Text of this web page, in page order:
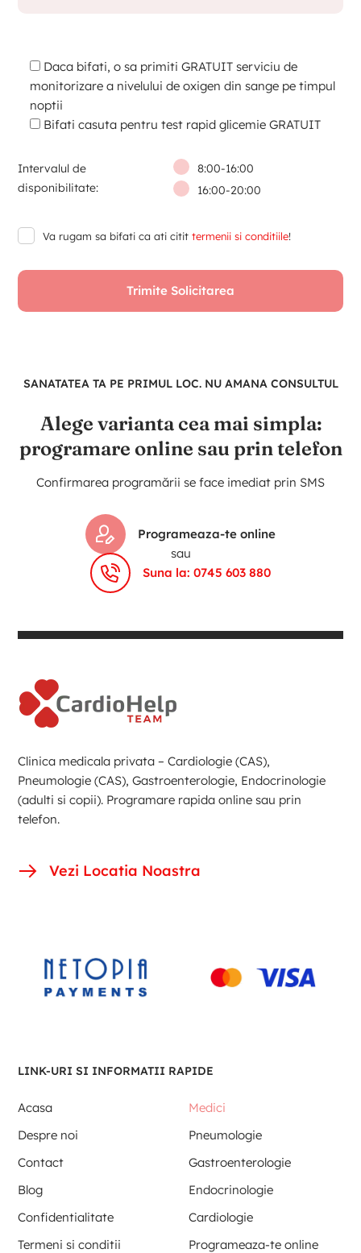
Daca bifati, o sa primiti GRATUIT serviciu de
monitorizare a nivelului de oxigen din sange pe timpul
noptii
Bifati casuta pentru test rapid glicemie GRATUIT
Intervalul de
disponibilitate:
8:00-16:00
16:00-20:00
Va rugam sa bifati ca ati citittermenii si conditiile!
SANATATEA TA PE PRIMUL LOC. NU AMANA CONSULTUL
Alege varianta cea mai simpla:
programare online sau prin telefon
Confirmarea programării se face imediat prin SMS
Programeaza-te online
sau
Suna la: 0745 603 880
Clinica medicala privata – Cardiologie (CAS),
Pneumologie (CAS), Gastroenterologie, Endocrinologie
(adulti si copii). Programare rapida online sau prin
telefon.
Vezi Locatia Noastra
LINK-URI SI INFORMATII RAPIDE
Acasa
Medici
Despre noi
Pneumologie
Contact
Gastroenterologie
Blog
Endocrinologie
Confidentialitate
Cardiologie
Termeni si conditii
Programeaza-te online